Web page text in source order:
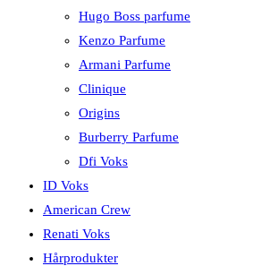
Hugo Boss parfume
Kenzo Parfume
Armani Parfume
Clinique
Origins
Burberry Parfume
Dfi Voks
ID Voks
American Crew
Renati Voks
Hårprodukter